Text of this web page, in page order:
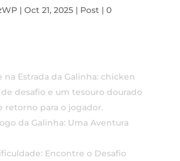
| Oct 21, 2025| Post| 0
na Estrada da Galinha: chicken
desafio e um tesouro dourado
retorno para o jogador.
da Galinha: Uma Aventura
Encontre o Desafio